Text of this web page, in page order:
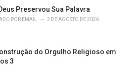
Preservou Sua Palavra
POR EMAIL 2 DE AGOSTO DE 2026
do Orgulho Religioso em
3